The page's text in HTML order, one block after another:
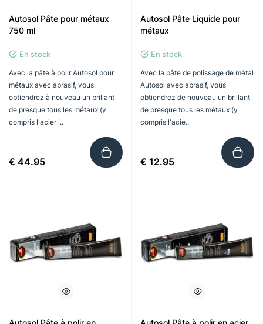
Autosol Pâte pour métaux
750 ml
En stock
Avec la pâte à polir Autosol pour
métaux avec abrasif, vous
obtiendrez à nouveau un brillant
de presque tous les métaux (y
compris l'acier i..
€ 44.95
Autosol Pâte Liquide pour
métaux
En stock
Avec la pâte de polissage de métal
Autosol avec abrasif, vous
obtiendrez de nouveau un brillant
de presque tous les métaux (y
compris l'acie..
€ 12.95